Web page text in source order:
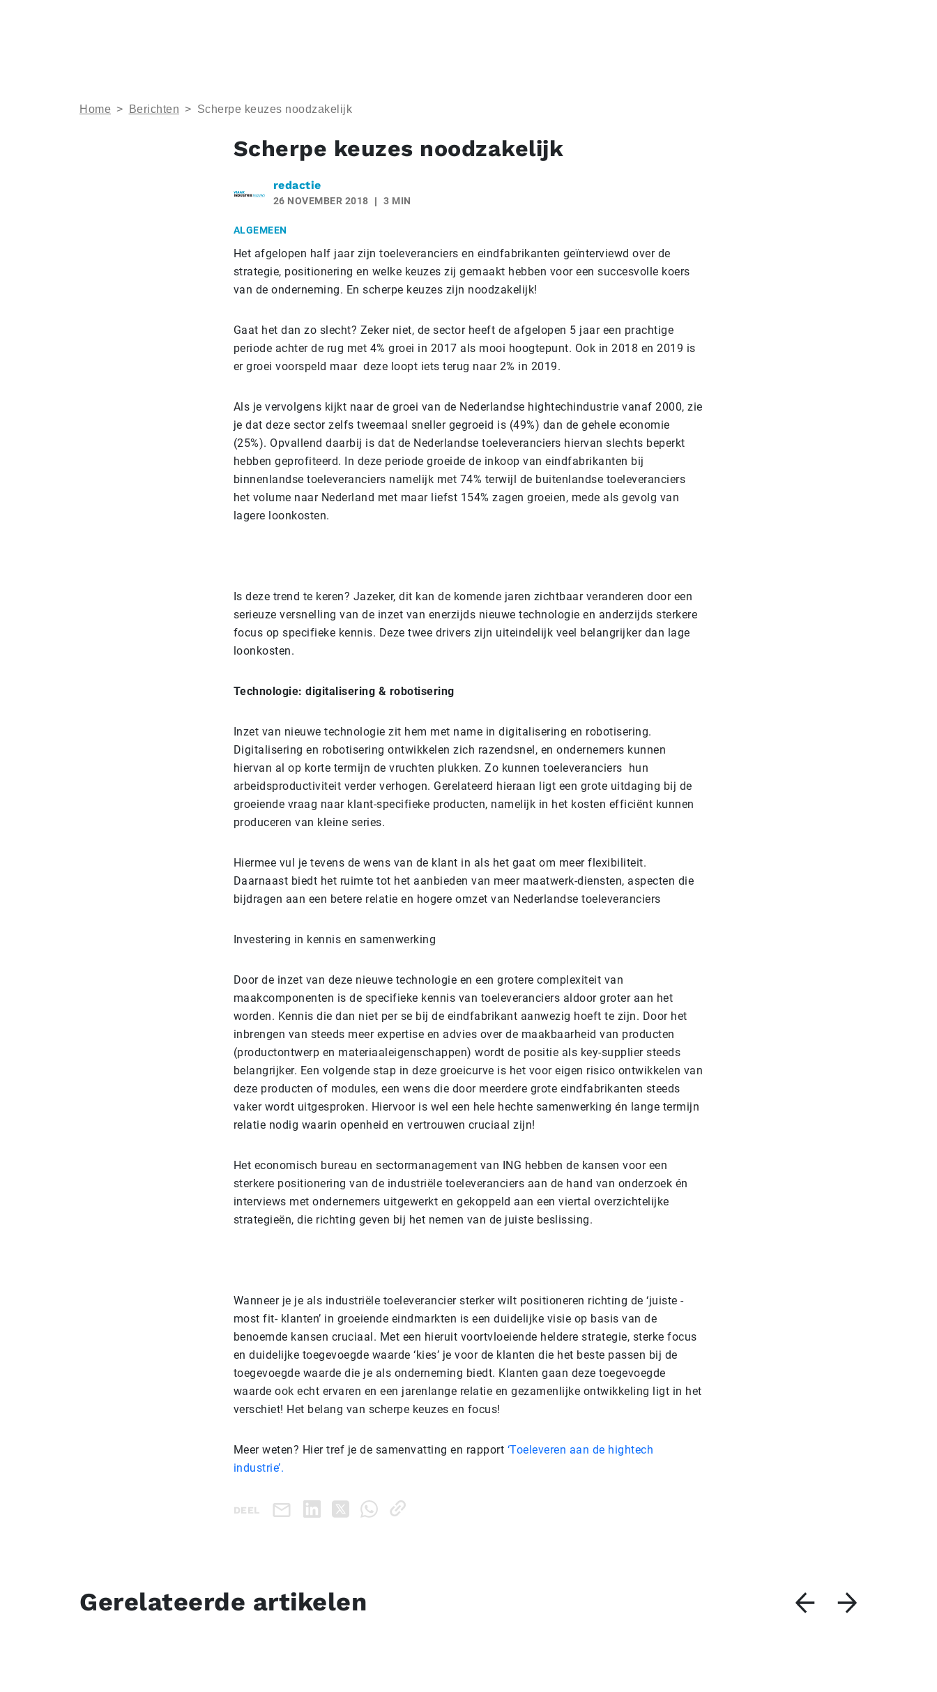
Home > Berichten > Scherpe keuzes noodzakelijk
Scherpe keuzes noodzakelijk
redactie
26 NOVEMBER 2018 3 MIN
ALGEMEEN
Het afgelopen half jaar zijn toeleveranciers en eindfabrikanten geïnterviewd over de
strategie, positionering en welke keuzes zij gemaakt hebben voor een succesvolle koers
van de onderneming. En scherpe keuzes zijn noodzakelijk!
Gaat het dan zo slecht? Zeker niet, de sector heeft de afgelopen 5 jaar een prachtige
periode achter de rug met 4% groei in 2017 als mooi hoogtepunt. Ook in 2018 en 2019 is
er groei voorspeld maar deze loopt iets terug naar 2% in 2019.
Als je vervolgens kijkt naar de groei van de Nederlandse hightechindustrie vanaf 2000, zie
je dat deze sector zelfs tweemaal sneller gegroeid is (49%) dan de gehele economie
(25%). Opvallend daarbij is dat de Nederlandse toeleveranciers hiervan slechts beperkt
hebben geprofiteerd. In deze periode groeide de inkoop van eindfabrikanten bij
binnenlandse toeleveranciers namelijk met 74% terwijl de buitenlandse toeleveranciers
het volume naar Nederland met maar liefst 154% zagen groeien, mede als gevolg van
lagere loonkosten.
Is deze trend te keren? Jazeker, dit kan de komende jaren zichtbaar veranderen door een
serieuze versnelling van de inzet van enerzijds nieuwe technologie en anderzijds sterkere
focus op specifieke kennis. Deze twee drivers zijn uiteindelijk veel belangrijker dan lage
loonkosten.
Technologie: digitalisering & robotisering
Inzet van nieuwe technologie zit hem met name in digitalisering en robotisering.
Digitalisering en robotisering ontwikkelen zich razendsnel, en ondernemers kunnen
hiervan al op korte termijn de vruchten plukken. Zo kunnen toeleveranciers hun
arbeidsproductiviteit verder verhogen. Gerelateerd hieraan ligt een grote uitdaging bij de
groeiende vraag naar klant-specifieke producten, namelijk in het kosten efficiënt kunnen
produceren van kleine series.
Hiermee vul je tevens de wens van de klant in als het gaat om meer flexibiliteit.
Daarnaast biedt het ruimte tot het aanbieden van meer maatwerk-diensten, aspecten die
bijdragen aan een betere relatie en hogere omzet van Nederlandse toeleveranciers
Investering in kennis en samenwerking
Door de inzet van deze nieuwe technologie en een grotere complexiteit van
maakcomponenten is de specifieke kennis van toeleveranciers aldoor groter aan het
worden. Kennis die dan niet per se bij de eindfabrikant aanwezig hoeft te zijn. Door het
inbrengen van steeds meer expertise en advies over de maakbaarheid van producten
(productontwerp en materiaaleigenschappen) wordt de positie als key-supplier steeds
belangrijker. Een volgende stap in deze groeicurve is het voor eigen risico ontwikkelen van
deze producten of modules, een wens die door meerdere grote eindfabrikanten steeds
vaker wordt uitgesproken. Hiervoor is wel een hele hechte samenwerking én lange termijn
relatie nodig waarin openheid en vertrouwen cruciaal zijn!
Het economisch bureau en sectormanagement van ING hebben de kansen voor een
sterkere positionering van de industriële toeleveranciers aan de hand van onderzoek én
interviews met ondernemers uitgewerkt en gekoppeld aan een viertal overzichtelijke
strategieën, die richting geven bij het nemen van de juiste beslissing.
Wanneer je je als industriële toeleverancier sterker wilt positioneren richting de ‘juiste -
most fit- klanten’ in groeiende eindmarkten is een duidelijke visie op basis van de
benoemde kansen cruciaal. Met een hieruit voortvloeiende heldere strategie, sterke focus
en duidelijke toegevoegde waarde ‘kies’ je voor de klanten die het beste passen bij de
toegevoegde waarde die je als onderneming biedt. Klanten gaan deze toegevoegde
waarde ook echt ervaren en een jarenlange relatie en gezamenlijke ontwikkeling ligt in het
verschiet! Het belang van scherpe keuzes en focus!
Meer weten? Hier tref je de samenvatting en rapport ‘Toeleveren aan de hightech
industrie’.
DEEL
Gerelateerde artikelen